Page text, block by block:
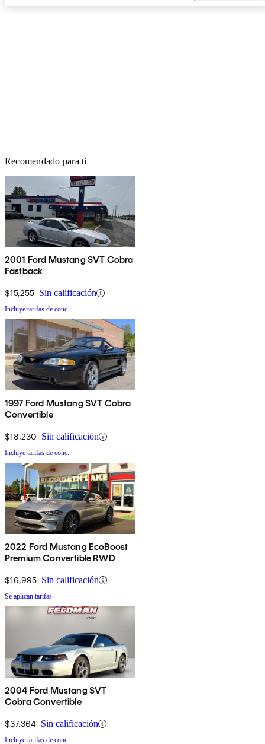
Recomendado para ti
2001 Ford Mustang SVT Cobra
Fastback
$15,255 Sin calificación
Incluye tarifas de conc.
1997 Ford Mustang SVT Cobra
Convertible
$18,230 Sin calificación
Incluye tarifas de conc.
2022 Ford Mustang EcoBoost
Premium Convertible RWD
$16,995 Sin calificación
Se aplican tarifas
2004 Ford Mustang SVT
Cobra Convertible
$37,364 Sin calificación
Incluye tarifas de conc.